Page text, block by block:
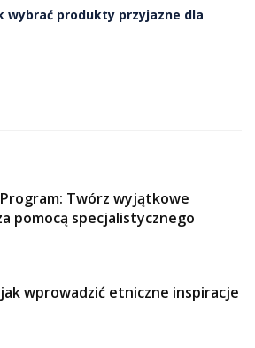
wybrać produkty przyjazne dla
Twórz wyjątkowe
pomocą specjalistycznego
wprowadzić etniczne inspiracje